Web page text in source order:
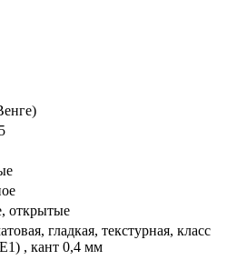
открытые
гладкая, текстурная, класс
, кант 0,4 мм